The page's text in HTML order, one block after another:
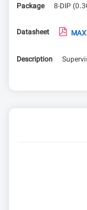
Package 8-DIP
Datasheet
Description